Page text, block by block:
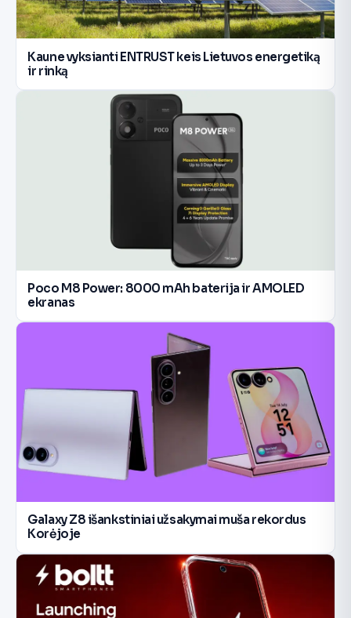
Kaune vyksianti ENTRUST keis Lietuvos energetiką
ir rinką
Poco M8 Power: 8000 mAh baterija ir AMOLED
ekranas
Galaxy Z8 išankstiniai užsakymai muša rekordus
Korėjoje